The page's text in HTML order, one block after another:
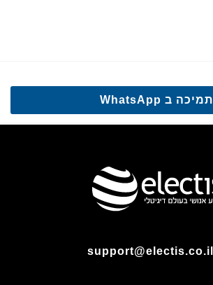
תמיכה ב WhatsApp
support@electis.co.il